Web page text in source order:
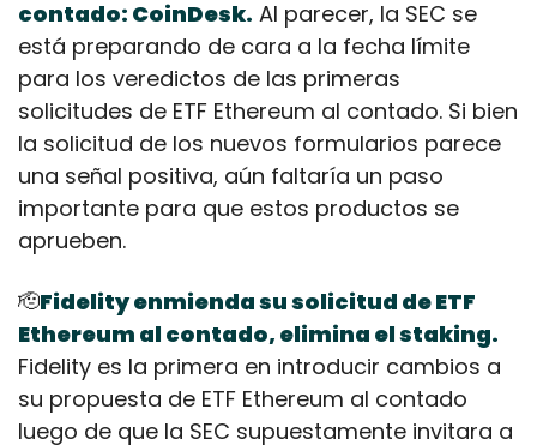
contado: CoinDesk. Al parecer, la SEC se
está preparando de cara a la fecha límite
para los veredictos de las primeras
solicitudes de ETF Ethereum al contado. Si bien
la solicitud de los nuevos formularios parece
una señal positiva, aún faltaría un paso
importante para que estos productos se
aprueben.
🫡Fidelity enmienda su solicitud de ETF
Ethereum al contado, elimina el staking.
Fidelity es la primera en introducir cambios a
su propuesta de ETF Ethereum al contado
luego de que la SEC supuestamente invitara a